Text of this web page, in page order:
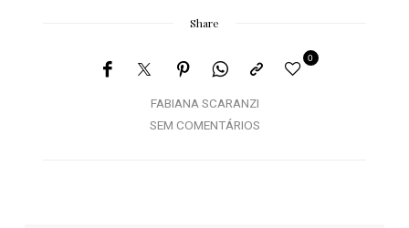
Share
FABIANA SCARANZI
0
SEM COMENTÁRIOS